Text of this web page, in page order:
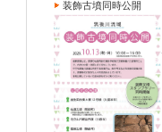
装飾古墳同時公開